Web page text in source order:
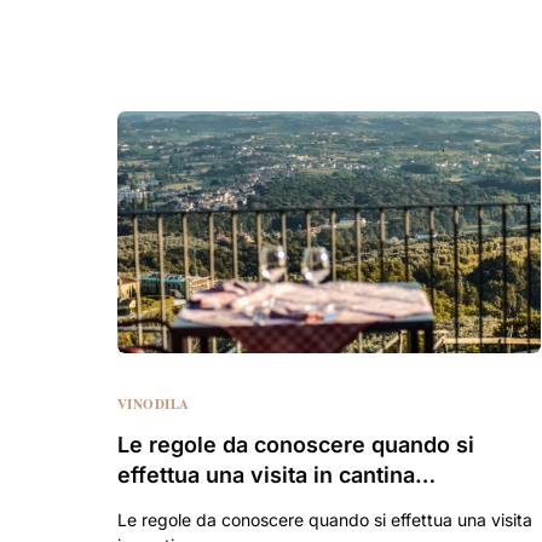
VINODILA
Le regole da conoscere quando si
effettua una visita in cantina…
Le regole da conoscere quando si effettua una visita